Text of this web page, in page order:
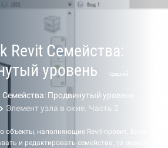
Revit Семейства:
уровень
Средний
Продвинутый уровень
Элемент узла в окне. Часть 2
объекты, наполняющие Revit-проект. Если
и редактировать семейства, то можете